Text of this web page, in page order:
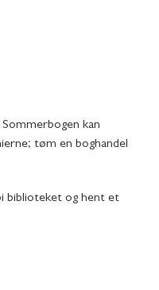
kan
tøm en boghandel
biblioteket og hent et